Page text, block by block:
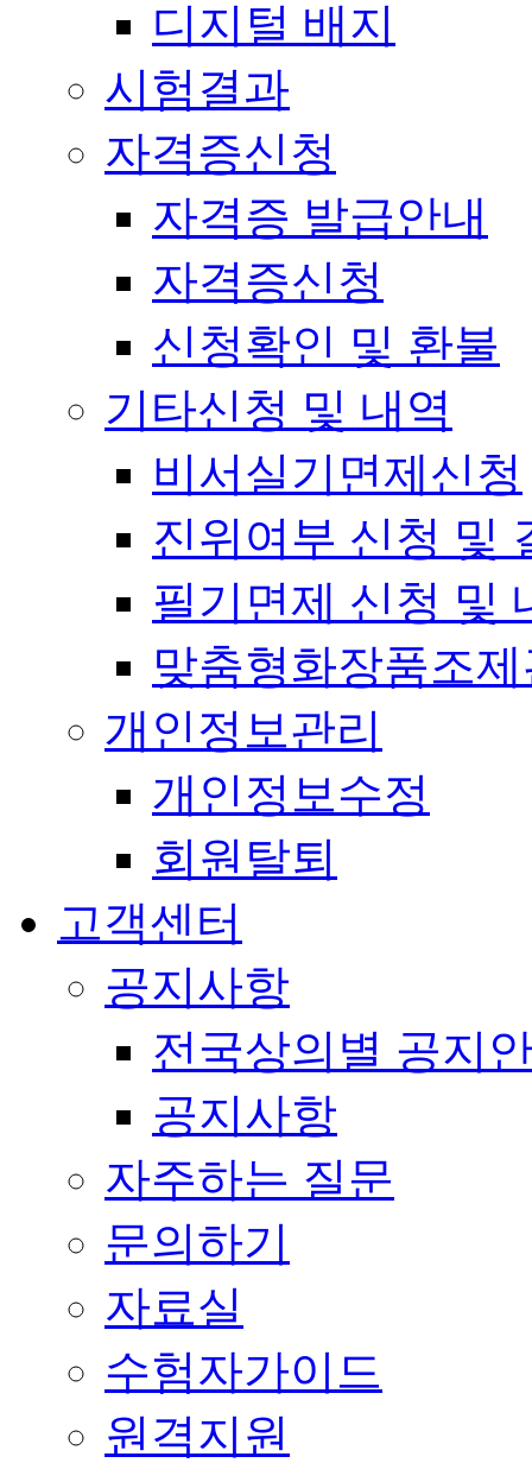
디지털 배지
시험결과
자격증신청
자격증 발급안내
자격증신청
신청확인 및 환불
기타신청 및 내역
비서실기면제신청
진위여부 신청 및
필기면제 신청 및
맞춤형화장품조
개인정보관리
개인정보수정
회원탈퇴
고객센터
공지사항
전국상의별 공지
공지사항
자주하는 질문
문의하기
자료실
수험자가이드
원격지원